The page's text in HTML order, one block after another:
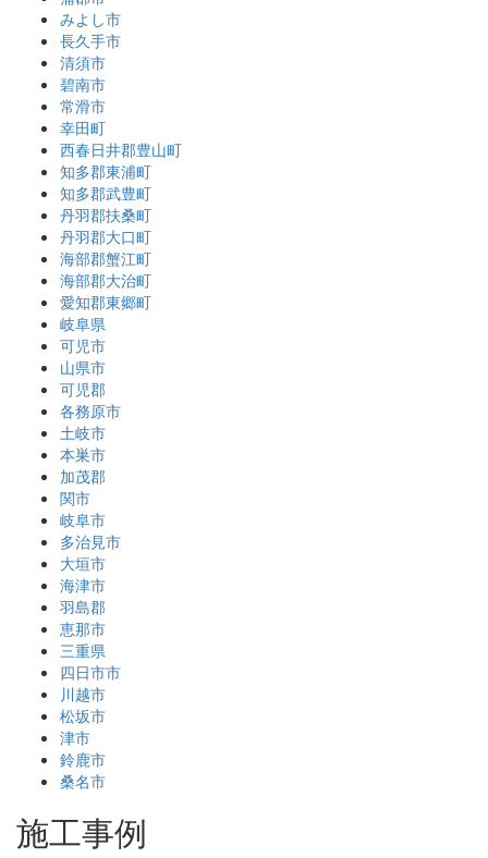
みよし市
長久手市
清須市
碧南市
常滑市
幸田町
西春日井郡豊山町
知多郡東浦町
知多郡武豊町
丹羽郡扶桑町
丹羽郡大口町
海部郡蟹江町
海部郡大治町
愛知郡東郷町
岐阜県
可児市
山県市
可児郡
各務原市
土岐市
本巣市
加茂郡
関市
岐阜市
多治見市
大垣市
海津市
羽島郡
恵那市
三重県
四日市市
川越市
松坂市
津市
鈴鹿市
桑名市
施工事例